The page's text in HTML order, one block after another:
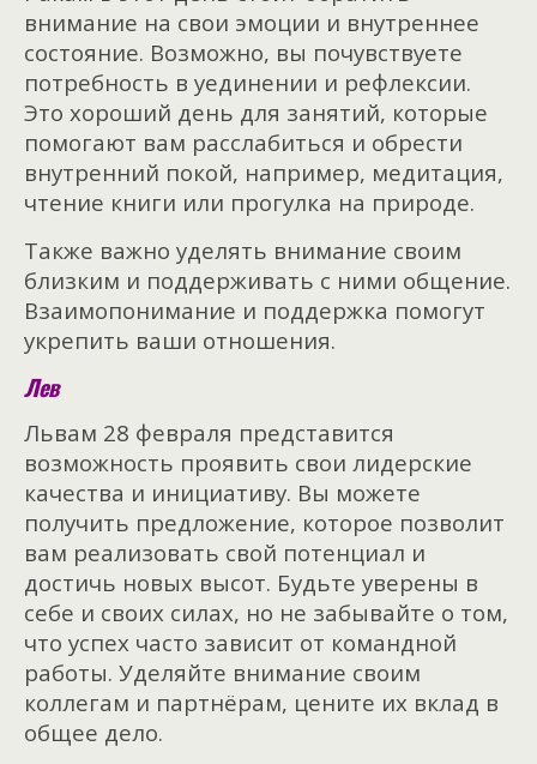
внимание на свои эмоции и внутреннее
состояние. Возможно, вы почувствуете
потребность в уединении и рефлексии.
Это хороший день для занятий, которые
помогают вам расслабиться и обрести
внутренний покой, например, медитация,
чтение книги или прогулка на природе.
Также важно уделять внимание своим
близким и поддерживать с ними общение.
Взаимопонимание и поддержка помогут
укрепить ваши отношения.
Лев
Львам 28 февраля представится
возможность проявить свои лидерские
качества и инициативу. Вы можете
получить предложение, которое позволит
вам реализовать свой потенциал и
достичь новых высот. Будьте уверены в
себе и своих силах, но не забывайте о том,
что успех часто зависит от командной
работы. Уделяйте внимание своим
коллегам и партнёрам, цените их вклад в
общее дело.